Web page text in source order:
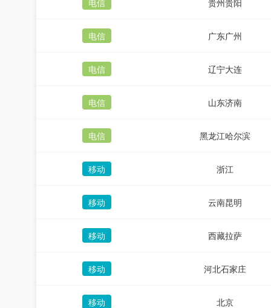
电信 贵州贵阳
电信 广东广州
电信 辽宁大连
电信 山东济南
电信 黑龙江哈尔滨
移动 浙江
移动 云南昆明
移动 西藏拉萨
移动 河北石家庄
移动 北京